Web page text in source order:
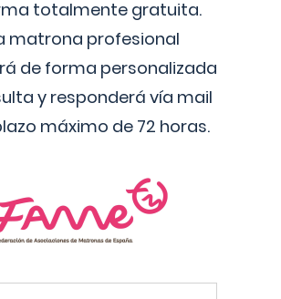
totalmente gratuita.
matrona profesional
de forma personalizada
y responderá vía mail
máximo de 72 horas.